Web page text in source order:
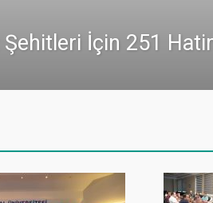
İçin 251 Hatim